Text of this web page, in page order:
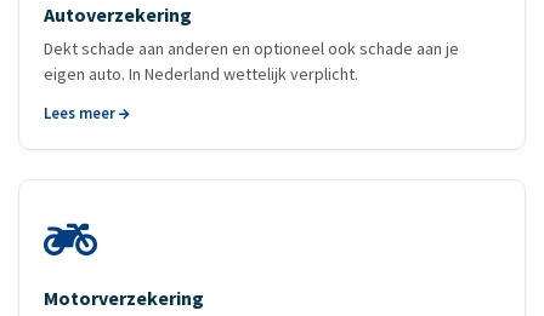
Autoverzekering
Dekt schade aan anderen en optioneel ook schade aan je
eigen auto. In Nederland wettelijk verplicht.
Lees meer
Motorverzekering